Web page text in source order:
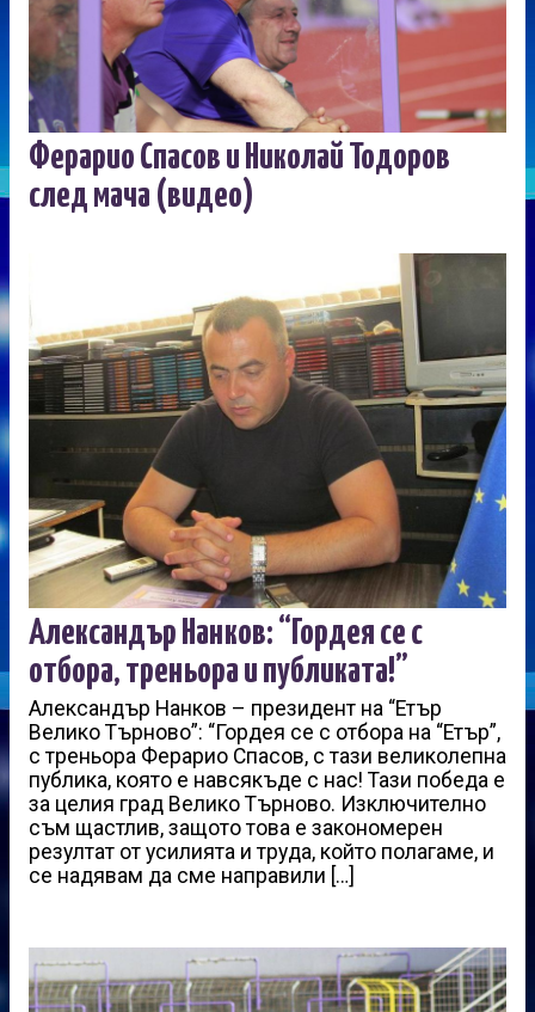
Ферарио Спасов и Николай Тодоров
след мача (видео)
Александър Нанков: “Гордея се с
отбора, треньора и публиката!”
Александър Нанков – президент на “Етър
Велико Търново”: “Гордея се с отбора на “Етър”,
с треньора Ферарио Спасов, с тази великолепна
публика, която е навсякъде с нас! Тази победа е
за целия град Велико Търново. Изключително
съм щастлив, защото това е закономерен
резултат от усилията и труда, който полагаме, и
се надявам да сме направили […]